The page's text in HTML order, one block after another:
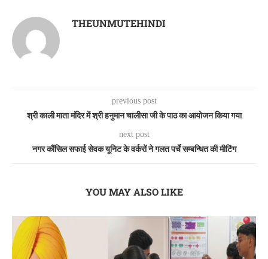
THEUNMUTEHINDI
previous post
श्री काली माता मंदिर में श्री हनुमान चालीसा जी के पाठ का आयोजन किया गया
next post
नगर कौंसिल सफाई सेवक यूनिट के वर्करों ने गलत पर्चे सम्बन्धित की मीटिंग
YOU MAY ALSO LIKE